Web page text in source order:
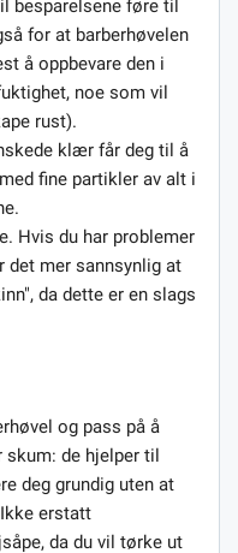
besparelsene føre til
for at barberhøvelen
å oppbevare den i
noe som vil
rust).
klær får deg til å
fine partikler av alt i
Hvis du har problemer
det mer sannsynlig at
da dette er en slags
og pass på å
skum: de hjelper til
deg grundig uten at
erstatt
da du vil tørke ut